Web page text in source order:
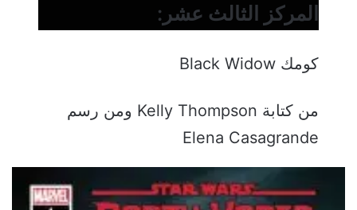
المركز الثالث عشر:
كومك Black Widow
من كتابة Kelly Thompson ومن رسم
Elena Casagrande